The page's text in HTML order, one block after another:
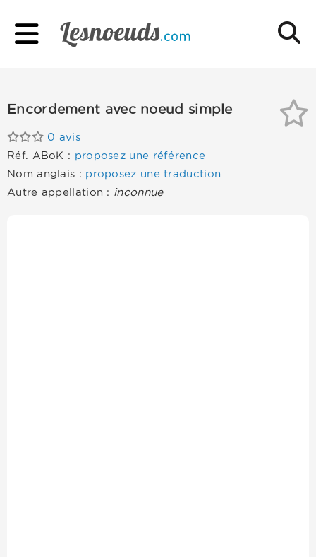
Encordement avec noeud simple
0 avis
Réf. ABoK : proposez une référence
Nom anglais : proposez une traduction
Autre appellation : inconnue